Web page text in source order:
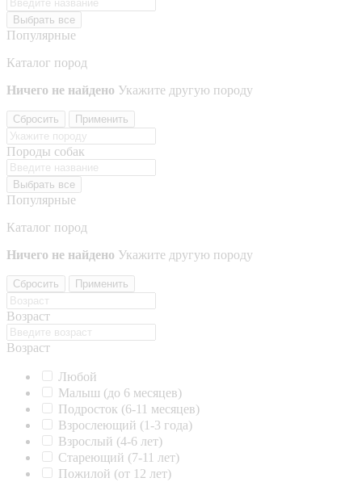
Выбрать все
Популярные
Каталог пород
Ничего не найдено Укажите другую породу
Сбросить Применить
Породы собак
Выбрать все
Популярные
Каталог пород
Ничего не найдено Укажите другую породу
Сбросить Применить
Возраст
Возраст
Любой
Малыш (до 6 месяцев)
Подросток (6-11 месяцев)
Взрослеющий (1-3 года)
Взрослый (4-6 лет)
Стареющий (7-11 лет)
Пожилой (от 12 лет)